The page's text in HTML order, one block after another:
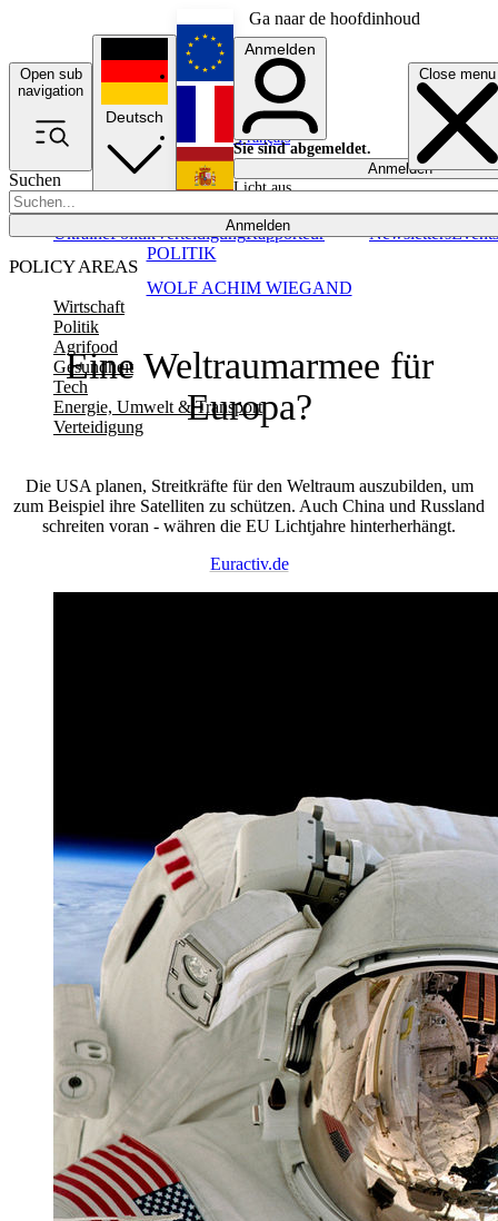
Ga naar de hoofdinhoud
Open sub
navigation
Close menu
Suchen
Anmelden
POLICY AREAS
Wirtschaft
Politik
Agrifood
Gesundheit
Tech
Energie, Umwelt & Transport
Verteidigung
UkrainePolitikVerteidigungRapporteur NewslettersEvents
Deutsch
English
Français
Anmelden
Sie sind abgemeldet.
Anmelden
Licht aus
Eine Weltraumarmee für
Europa?
Die USA planen, Streitkräfte für den Weltraum auszubilden, um
zum Beispiel ihre Satelliten zu schützen. Auch China und Russland
schreiten voran - währen die EU Lichtjahre hinterherhängt.
WOLF ACHIM WIEGAND
POLITIK
Euractiv.de